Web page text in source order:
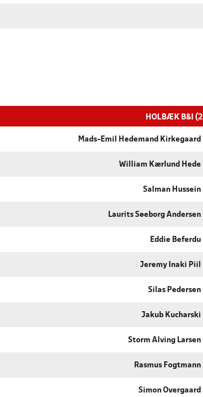
HOLBÆK B&I
Mads-Emil Hedemand Kirkegaard
William Kærlund Hede
Salman Hussein
Laurits Søeborg Andersen
Eddie Beferdu
Jeremy Inaki Piil
Silas Pedersen
Jakub Kucharski
Storm Alving Larsen
Rasmus Fogtmann
Simon Overgaard